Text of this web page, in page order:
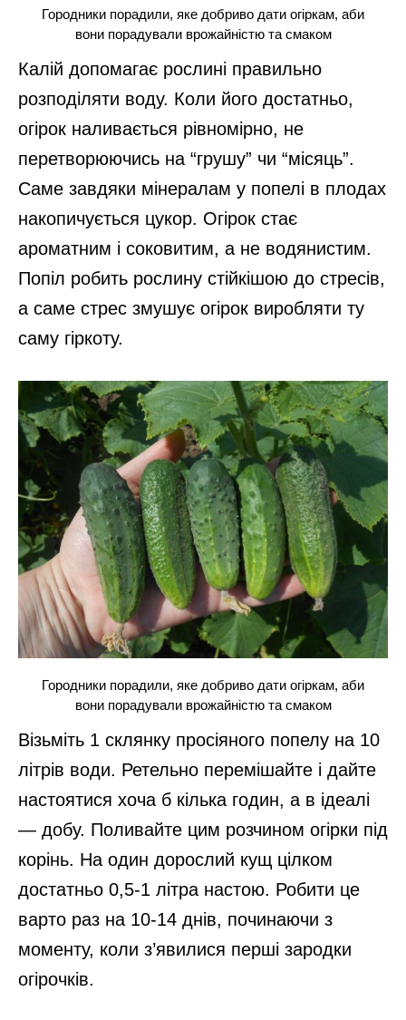
Городники порадили, яке добриво дати огіркам, аби
вони порадували врожайністю та смаком
Калій допомагає рослині правильно
розподіляти воду. Коли його достатньо,
огірок наливається рівномірно, не
перетворюючись на “грушу” чи “місяць”.
Саме завдяки мінералам у попелі в плодах
накопичується цукор. Огірок стає
ароматним і соковитим, а не водянистим.
Попіл робить рослину стійкішою до стресів,
а саме стрес змушує огірок виробляти ту
саму гіркоту.
Городники порадили, яке добриво дати огіркам, аби
вони порадували врожайністю та смаком
Візьміть 1 склянку просіяного попелу на 10
літрів води. Ретельно перемішайте і дайте
настоятися хоча б кілька годин, а в ідеалі
— добу. Поливайте цим розчином огірки під
корінь. На один дорослий кущ цілком
достатньо 0,5-1 літра настою. Робити це
варто раз на 10-14 днів, починаючи з
моменту, коли з’явилися перші зародки
огірочків.